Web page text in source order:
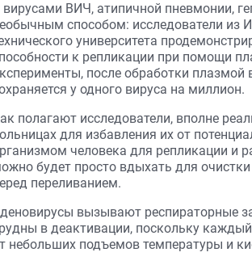
вирусами ВИЧ, атипичной пневмонии,
способом: исследователи из
университета
к репликации при помощи
после обработки плазмой
у одного вируса на миллион.
полагают исследователи, вполне
для избавления их от
человека для репликации и
будет просто вдыхать для
переливанием.
вызывают респираторные
в деактивации, поскольку
небольших подъемов температуры и